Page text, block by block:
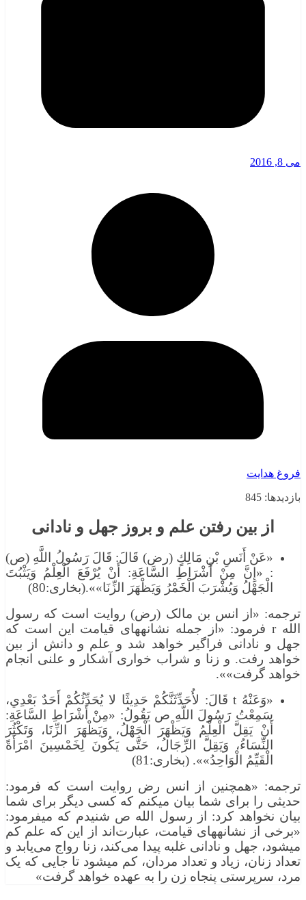
می 8, 2016
فروغ هدایت
بازدیدها: 845
از بين رفتن علم و بروز جهل و نادانی
«عَنْ أَنَسِ بْنِ مَالِكٍ (رض) قَالَ: قَالَ رَسُولُ اللَّهِ (ص)
: «إِنَّ مِنْ أَشْرَاطِ السَّاعَةِ: أَنْ يُرْفَعَ الْعِلْمُ وَيَثْبُتَ
الْجَهْلُ وَيُشْرَبَ الْخَمْرُ وَيَظْهَرَ الزِّنَا»».(بخارى:80)
ترجمه: «از انس بن مالک (رض) روایت است كه رسول
الله r فرمود: «از جمله نشانه‏های قیامت این است كه
جهل و نادانی فراگیر خواهد شد و علم و دانش از بین
خواهد رفت. و زنا و شراب خواری آشكار و علنی انجام
خواهد گرفت»».
«وَعَنْهُ t قَالَ: لأُحَدِّثَنَّكُمْ حَدِيثًا لا يُحَدِّثُكُمْ أَحَدٌ بَعْدِي،
سَمِعْتُ رَسُولَ اللَّهِ ص يَقُولُ: «مِنْ أَشْرَاطِ السَّاعَةِ:
أَنْ يَقِلَّ الْعِلْمُ وَيَظْهَرَ الْجَهْلُ، وَيَظْهَرَ الزِّنَا، وَتَكْثُرَ
النِّسَاءُ، وَيَقِلَّ الرِّجَالُ، حَتَّى يَكُونَ لِخَمْسِينَ امْرَأَةً
الْقَيِّمُ الْوَاحِدُ»». (بخارى:81)
ترجمه: «همچنین از انس رض روایت است كه فرمود:
حدیثی را برای شما بیان می‏كنم كه كسی دیگر برای شما
بیان نخواهد كرد: از رسول الله ص شنیدم كه می‏فرمود:
«برخی از نشانه‏های قیامت، عبارت‌اند از این كه علم كم
می‏شود، جهل و نادانی غلبه پیدا می‌كند، زنا رواج می‌یابد و
تعداد زنان، زیاد و تعداد مردان، كم می‏شود تا جایی كه یک
مرد، سرپرستی پنجاه زن را به عهده خواهد گرفت»